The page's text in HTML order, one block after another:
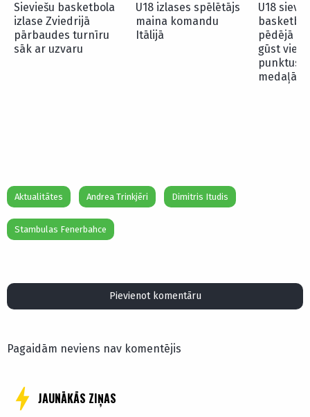
Sieviešu basketbola
izlase Zviedrijā
pārbaudes turnīru
sāk ar uzvaru
U18 izlases spēlētājs
maina komandu
Itālijā
U18
pēdējā
gūst vien
punktus
Aktualitātes Andrea Trinkjēri Dimitris Itudis
Stambulas Fenerbahce
Pievienot komentāru
Pagaidām neviens nav komentējis
JAUNĀKĀS ZIŅAS